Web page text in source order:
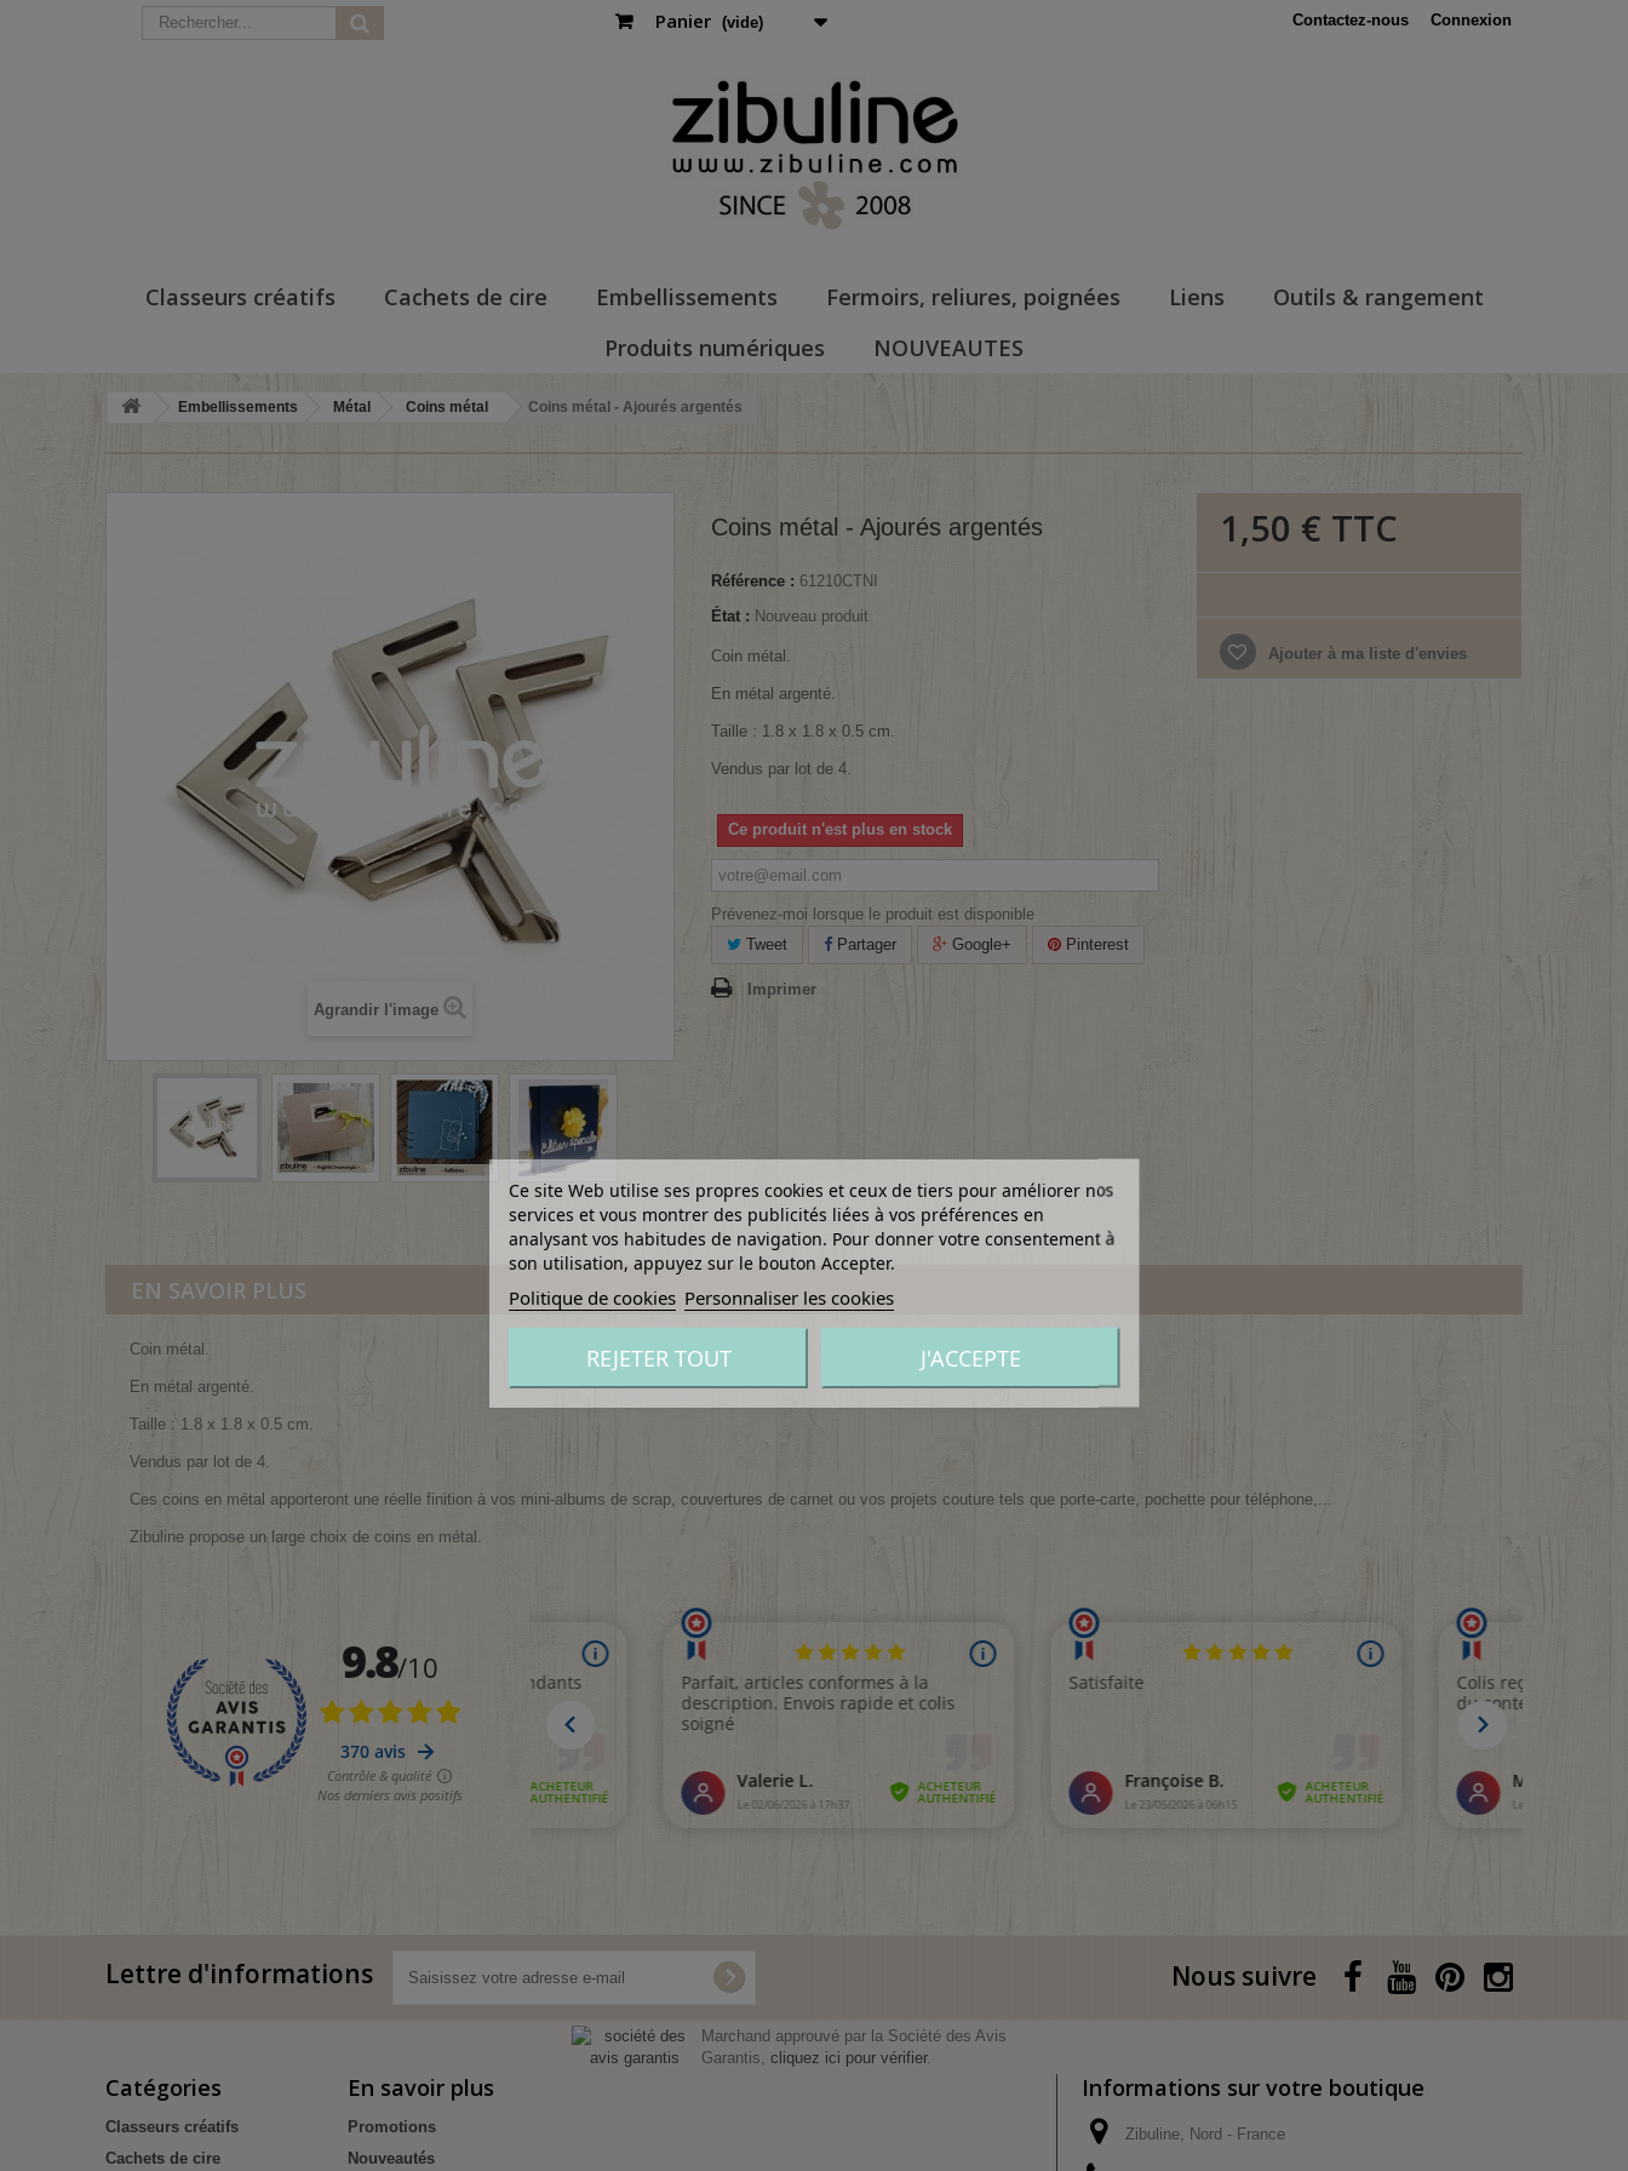
Connexion
Contactez-nous
Panier (vide)
Classeurs créatifs Cachets de cire Embellissements Fermoirs, reliures, poignées Liens
Outils & rangement
Produits numériques
NOUVEAUTES
Embellissements Métal Coins métal Coins métal - Ajourés argentés
Agrandir l'image
Coins métal - Ajourés argentés
Référence : 61210CTNI
État : Nouveau produit
Coin métal.
En métal argenté.
Taille : 1.8 x 1.8 x 0.5 cm.
Vendus par lot de 4.
Ce produit n'est plus en stock
Prévenez-moi lorsque le produit est disponible
Tweet
Partager Google+ Pinterest
Imprimer
1,50 € TTC
Ajouter à ma liste d'envies
EN SAVOIR PLUS
Coin métal.
En métal argenté.
Taille : 1.8 x 1.8 x 0.5 cm.
Vendus par lot de 4.
Ces coins en métal apporteront une réelle finition à vos mini-albums de scrap, couvertures de carnet ou vos projets couture tels que porte-carte, pochette pour téléphone,...
Zibuline propose un large choix de coins en métal.
Lettre d'informations Nous suivre
Catégories
Classeurs créatifs
Cachets de cire
En savoir plus
Promotions
Nouveautés
Informations sur votre boutique
Zibuline, Nord - France
Marchand approuvé par la Société des Avis
Garantis, cliquez ici pour vérifier.
Ce site Web utilise ses propres cookies et ceux de tiers pour améliorer nos
services et vous montrer des publicités liées à vos préférences en
analysant vos habitudes de navigation. Pour donner votre consentement à
son utilisation, appuyez sur le bouton Accepter.
Politique de cookies Personnaliser les cookies
REJETER TOUT J'ACCEPTE